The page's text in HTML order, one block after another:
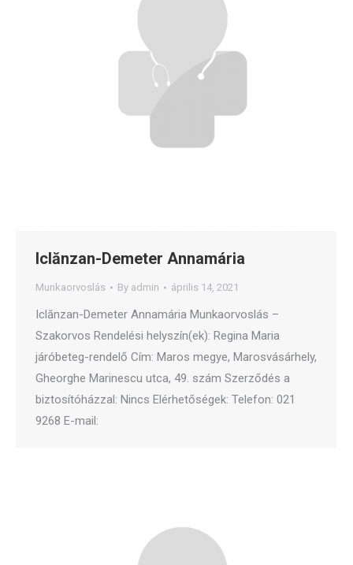
Iclănzan-Demeter Annamária
Munkaorvoslás By admin április 14, 2021
Iclănzan-Demeter Annamária Munkaorvoslás –
Szakorvos Rendelési helyszín(ek): Regina Maria
járóbeteg-rendelő Cím: Maros megye, Marosvásárhely,
Gheorghe Marinescu utca, 49. szám Szerződés a
biztosítóházzal: Nincs Elérhetőségek: Telefon: 021
9268 E-mail: